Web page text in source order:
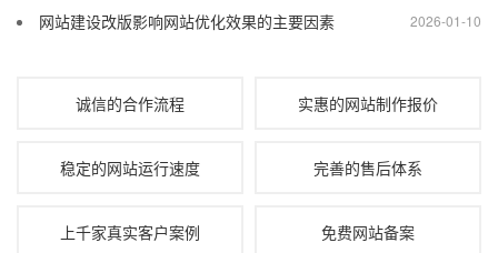
2026-01-10
网站建设改版影响网站优化效果的主要因素
诚信的合作流程 实惠的网站制作报价
稳定的网站运行速度 完善的售后体系
上千家真实客户案例 免费网站备案